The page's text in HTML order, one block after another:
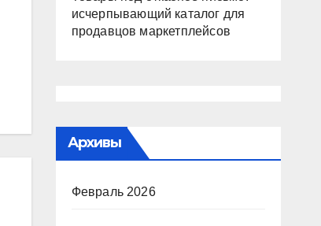
исчерпывающий каталог для
продавцов маркетплейсов
Архивы
Февраль 2026